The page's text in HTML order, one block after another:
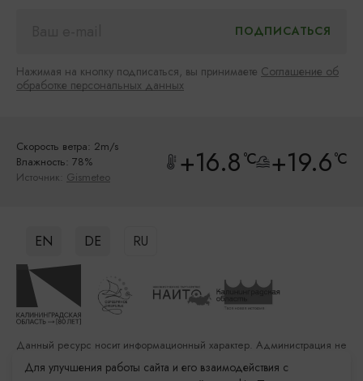
Нажимая на кнопку подписаться, вы принимаете Соглашение об
обработке персональных данных
Скорость ветра: 2m/s
Влажность: 78%
Источник: Gismeteo +16.8°C +19.6°C
EN DE RU
Данный ресурс носит информационный характер. Администрация не
несет ответственности за качество услуг, предоставленных
сторонними организациями
Для улучшения работы сайта и его взаимодействия с